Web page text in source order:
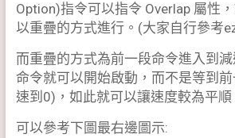
Option)指令可以指令 Overlap 屬性
以重疊的方式進行。(大家自行參考
而重疊的方式為前一段命令進入到
命令就可以開始啟動，而不是等到
速到0)，如此就可以讓速度較為平順
可以參考下圖最右邊圖示: